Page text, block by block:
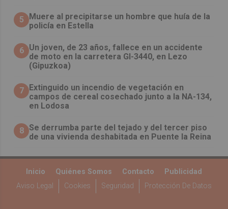
5
Muere al precipitarse un hombre que huía de la
policía en Estella
6 Un joven, de 23 años, fallece en un accidente
de moto en la carretera GI-3440, en Lezo
(Gipuzkoa)
7 Extinguido un incendio de vegetación en
campos de cereal cosechado junto a la NA-134,
en Lodosa
8 Se derrumba parte del tejado y del tercer piso
de una vivienda deshabitada en Puente la Reina
Inicio Quiénes Somos Contacto
Publicidad
Aviso Legal
Cookies Seguridad Protección De Datos